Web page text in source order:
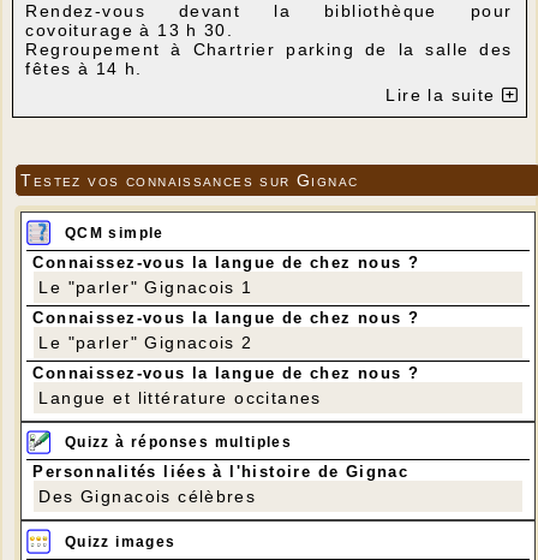
Rendez-vous devant la bibliothèque pour
covoiturage à 13 h 30.
Regroupement à Chartrier parking de la salle des
fêtes à 14 h.
Parcours : Chartrier - Couzages - Lac de Chasteaux
Lire la suite
Testez vos connaissances sur Gignac
QCM simple
Connaissez-vous la langue de chez nous ?
Le "parler" Gignacois 1
Connaissez-vous la langue de chez nous ?
Le "parler" Gignacois 2
Connaissez-vous la langue de chez nous ?
Langue et littérature occitanes
Quizz à réponses multiples
Personnalités liées à l'histoire de Gignac
Des Gignacois célèbres
Quizz images